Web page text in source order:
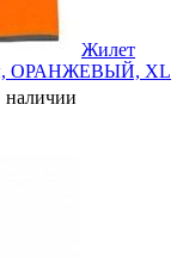
Жилет
ОРАНЖЕВЫЙ, XL
наличии